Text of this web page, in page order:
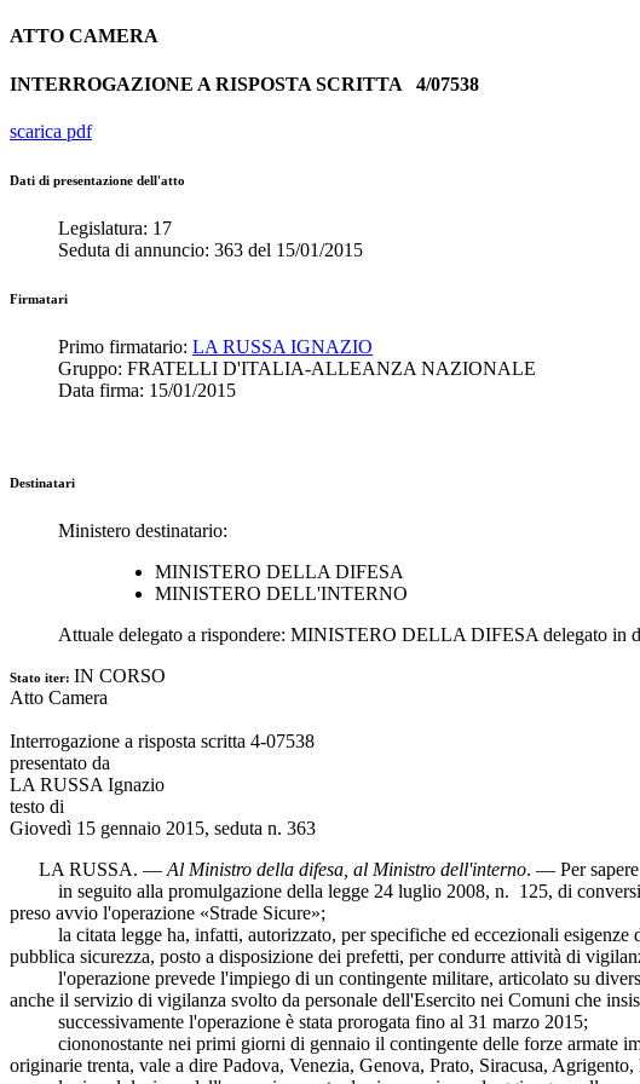
ATTO CAMERA
INTERROGAZIONE A RISPOSTA SCRITTA 4/07538
scarica pdf
Dati di presentazione dell'atto
Legislatura: 17
Seduta di annuncio: 363 del 15/01/2015
Firmatari
Primo firmatario: LA RUSSA IGNAZIO
Gruppo: FRATELLI D'ITALIA-ALLEANZA NAZIONALE
Data firma: 15/01/2015
Destinatari
Ministero destinatario:
MINISTERO DELLA DIFESA
MINISTERO DELL'INTERNO
Attuale delegato a rispondere: MINISTERO DELLA DIFESA delegato in
Stato iter: IN CORSO
Atto Camera
Interrogazione a risposta scritta 4-07538
presentato da
LA RUSSA Ignazio
testo di
Giovedì 15 gennaio 2015, seduta n. 363
LA RUSSA. — Al Ministro della difesa, al Ministro dell'interno. — Per sapere
in seguito alla promulgazione della legge 24 luglio 2008, n. 125, di
preso avvio l'operazione «Strade Sicure»;
la citata legge ha, infatti, autorizzato, per specifiche ed eccezionali esigenze
pubblica sicurezza, posto a disposizione dei prefetti, per condurre attività di
l'operazione prevede l'impiego di un contingente militare, articolato su
anche il servizio di vigilanza svolto da personale dell'Esercito nei Comuni che
successivamente l'operazione è stata prorogata fino al 31 marzo 2015;
ciononostante nei primi giorni di gennaio il contingente delle forze armate
originarie trenta, vale a dire Padova, Venezia, Genova, Prato, Siracusa,